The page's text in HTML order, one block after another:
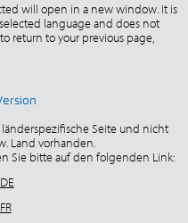
will open in a new window. It is
language and does not
return to your previous page,
Seite und nicht
Land vorhanden.
Sie bitte auf den folgenden Link: